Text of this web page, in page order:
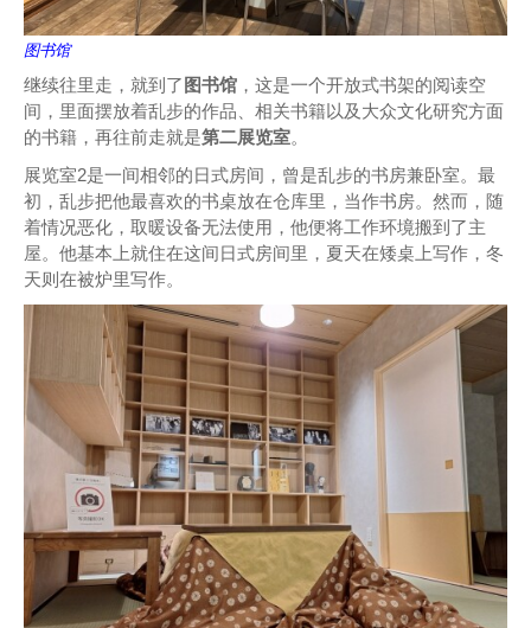
图书馆
继续往里走，就到了 图书馆 ，这是一个开放式书架的阅读空
间，里面摆放着乱步的作品、相关书籍以及大众文化研究方面
的书籍，再往前走就是第二展览室。
展览室2是一间相邻的日式房间，曾是乱步的书房兼卧室。最
初，乱步把他最喜欢的书桌放在仓库里，当作书房。然而，随
着情况恶化，取暖设备无法使用，他便将工作环境搬到了主
屋。他基本上就住在这间日式房间里，夏天在矮桌上写作，冬
天则在被炉里写作。